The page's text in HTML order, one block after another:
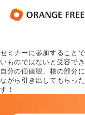
セミナーに参加すること
いものではないと受容で
自分の価値観、核の部分
ながら引き出してもらっ
す！